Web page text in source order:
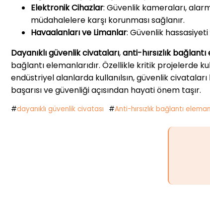
Elektronik Cihazlar: Güvenlik kameraları,
müdahalelere karşı korunması sağlanır.
Havaalanları ve Limanlar: Güvenlik
Dayanıklı güvenlik civataları,anti-hırsızlık
bağlantı elemanlarıdır. Özellikle kritik projelerde
endüstriyel alanlarda kullanılsın, güvenlik
başarısı ve güvenliği açısından hayati önem taşır.
#dayanıklı güvenlik civatası #Anti-hırsızlık bağlantı